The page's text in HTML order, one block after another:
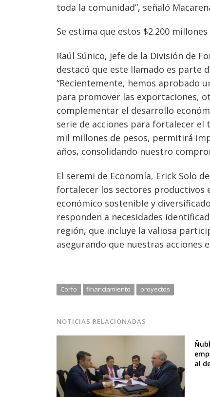
toda la comunidad”, señaló
Se estima que estos $2.200
Raúl Súnico, jefe de la División de
destacó que este llamado es parte
“Recientemente, hemos aprobado
para promover las exportaciones,
complementar el desarrollo
serie de acciones para fortalecer el
mil millones de pesos, permitirá
años, consolidando nuestro
El seremi de Economía, Erick Solo
fortalecer los sectores productivos
económico sostenible y
responden a necesidades
región, que incluye la valiosa
asegurando que nuestras acciones
Corfo financiamiento proyectos
NOTICIAS RELACIONADAS
al